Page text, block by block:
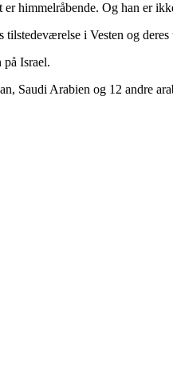
himmelråbende. Og han er
i Vesten og deres
Israel.
Saudi Arabien og 12 andre